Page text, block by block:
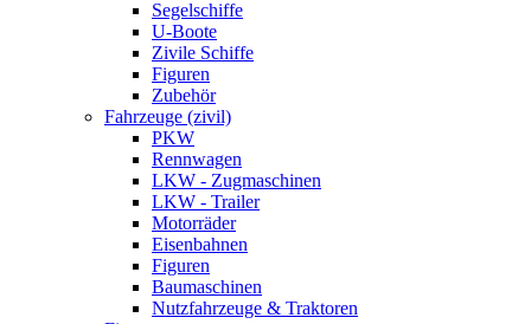
Segelschiffe
U-Boote
Zivile Schiffe
Figuren
Zubehör
Fahrzeuge (zivil)
PKW
Rennwagen
LKW - Zugmaschinen
LKW - Trailer
Motorräder
Eisenbahnen
Figuren
Baumaschinen
Nutzfahrzeuge & Traktoren